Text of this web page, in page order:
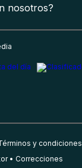
nosotros?
y condiciones
Correcciones